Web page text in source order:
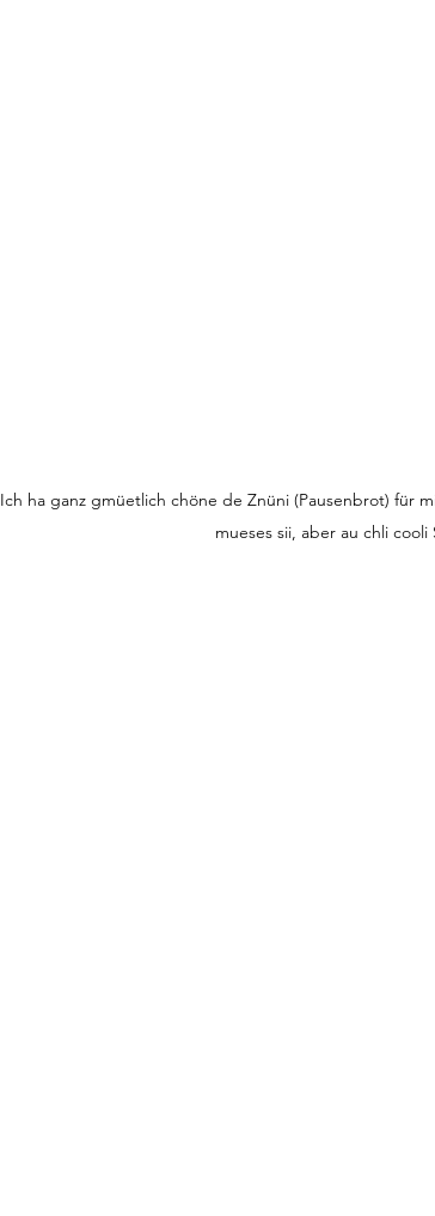
Ich ha ganz gmüetlich chöne de Znüni (Pausenbrot) für
mueses sii, aber au chli